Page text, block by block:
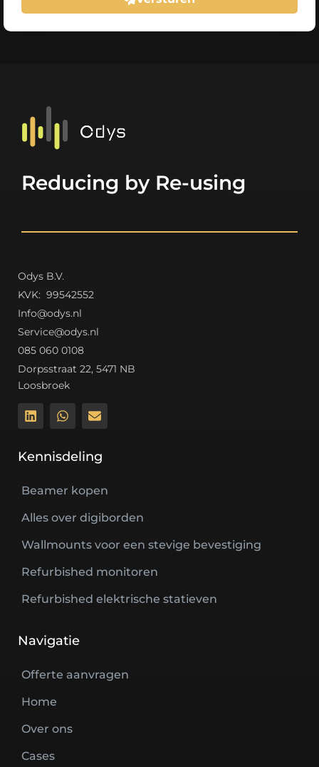
Reducing by Re-using
Odys B.V.
KVK: 99542552
Info@odys.nl
Service@odys.nl
085 060 0108
Dorpsstraat 22, 5471 NB
Loosbroek
Kennisdeling
Beamer kopen
Alles over digiborden
Wallmounts voor een stevige bevestiging
Refurbished monitoren
Refurbished elektrische statieven
Navigatie
Offerte aanvragen
Home
Over ons
Cases